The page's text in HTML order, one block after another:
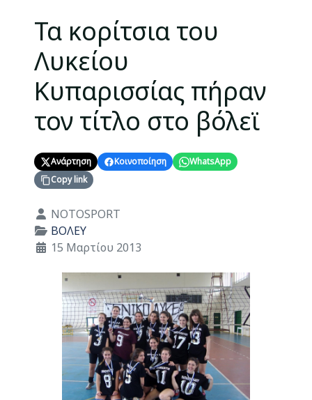
Τα κορίτσια του
Λυκείου
Κυπαρισσίας πήραν
τον τίτλο στο βόλεϊ
Ανάρτηση Κοινοποίηση
WhatsApp
Copy link
Λεπτομέρειες
NOTOSPORT
ΒΟΛΕΥ
15 Μαρτίου 2013